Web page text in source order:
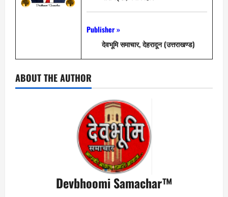
Publisher »
देवभूमि समाचार, देहरादून (उत्तराखण्ड)
ABOUT THE AUTHOR
Devbhoomi Samachar™